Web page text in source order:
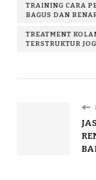
TRAINING CARA
BAGUS DAN
TREATMENT
TERSTRUKTUR